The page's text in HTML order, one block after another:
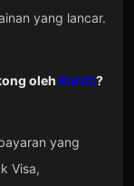
yang lancar.
oleh Kardz?
yang
Visa,